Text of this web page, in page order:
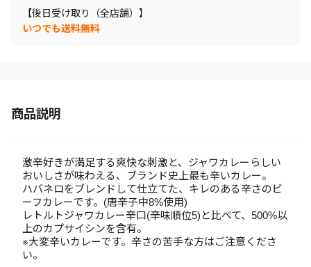
【後日受け取り（全店舗）】
いつでも送料無料
商品説明
激辛好きが満足する爽快な刺激と、ジャワカレーらしい
おいしさが味わえる、ブランド史上最も辛いカレー。
ハバネロをブレンドして仕立てた、キレのある辛さのビ
ーフカレーです。(唐辛子中8%使用)
レトルトジャワカレー辛口(辛味順位5)と比べて、500%以
上のカプサイシンを含有。
※大変辛いカレーです。辛さの苦手な方はご注意くださ
い。